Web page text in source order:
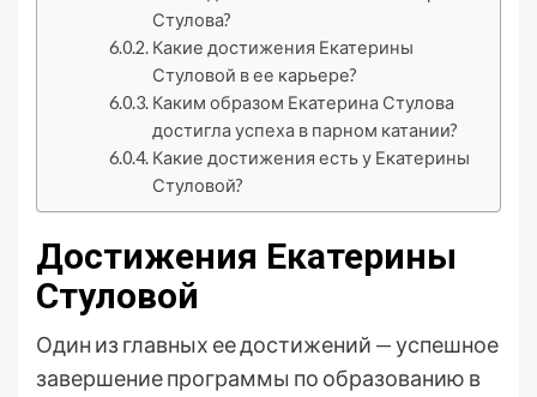
Стулова?
Какие достижения Екатерины
Стуловой в ее карьере?
Каким образом Екатерина Стулова
достигла успеха в парном катании?
Какие достижения есть у Екатерины
Стуловой?
Достижения Екатерины
Стуловой
Один из главных ее достижений — успешное
завершение программы по образованию в